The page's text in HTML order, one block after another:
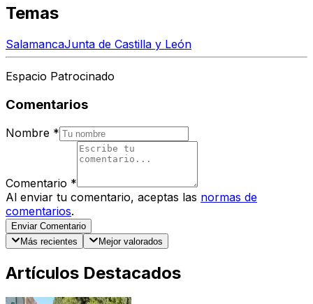
Temas
SalamancaJunta de Castilla y León
Espacio Patrocinado
Comentarios
Nombre *
Comentario *
Al enviar tu comentario, aceptas las normas de
comentarios.
Enviar Comentario
Más recientes
Mejor valorados
Artículos Destacados